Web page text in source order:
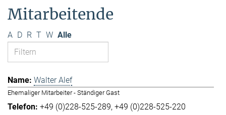
Mitarbeitende
A D R T W Alle
Walter Alef
Ehemaliger Mitarbeiter - Ständiger Gast
+49 (0)228-525-289 +49 (0)228-525-220